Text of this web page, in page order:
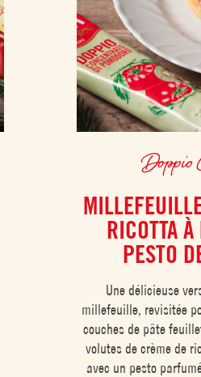
Doppio
RICOTTA
PESTO
Une délicieuse
millefeuille, revisitée
couches de pâte
volutes de crème de
avec un pesto